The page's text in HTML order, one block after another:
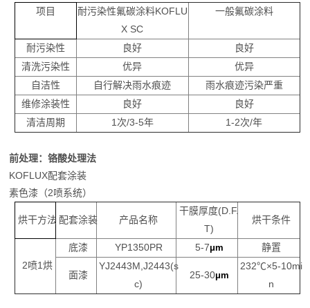
项目
耐污染性氟碳涂料KOFLU
X SC
一般氟碳涂料
耐污染性 良好
良好
清洗污染性
优异
优异
自洁性
自行解决雨水痕迹
雨水痕迹污染严重
维修涂装性
良好
良好
清洁周期
1 次/3-5年 1-2次/年
前处理：铬酸处理法
KOFLUX配套涂装
素色漆（2喷系统）
烘干方法 配套涂装 产品名称
干膜厚度(D.F.
T)
烘干条件
2喷1烘
底漆 YP1350PR 5-7μm 静置
面漆
YJ2443M,J2443(s
c)
25-30μm
232℃×5-10mi
n